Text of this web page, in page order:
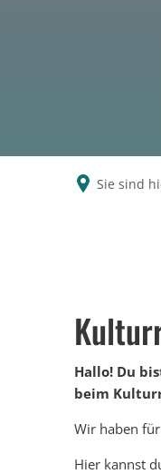
Sie sind
Hallo! Du
beim
Wir haben
Hier kannst